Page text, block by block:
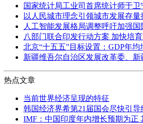
国家统计局工业司首席统计师于
以人民城市理念引领城市发展存量
人工智能发展格局调整呼吁加强国
八部门联合印发行动方案 加快培
北京“十五五”目标设置：GDP年均
新疆维吾尔自治区发展改革委、
热点文章
当前世界经济呈现的特征
韩国经济界希第21届国会尽快引导
IMF：中国印度年内增长预期为正